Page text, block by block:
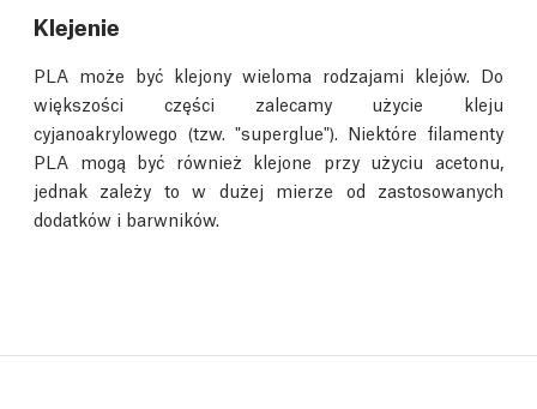
Klejenie
PLA może być klejony wieloma rodzajami klejów. Do
większości części zalecamy użycie kleju
cyjanoakrylowego (tzw. "superglue"). Niektóre filamenty
PLA mogą być również klejone przy użyciu acetonu,
jednak zależy to w dużej mierze od zastosowanych
dodatków i barwników.